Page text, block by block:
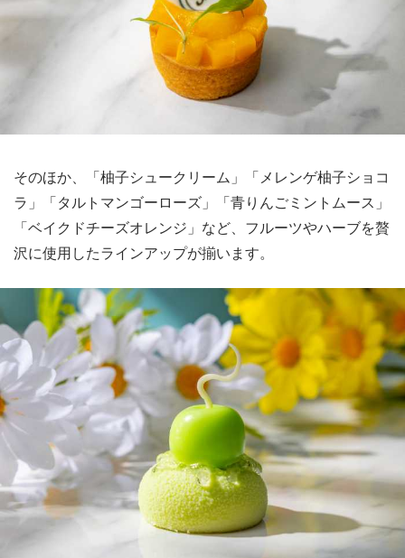
そのほか、「柚子シュークリーム」「メレンゲ柚子ショコ
ラ」「タルトマンゴーローズ」「青りんごミントムース」
「ベイクドチーズオレンジ」など、フルーツやハーブを贅
沢に使用したラインアップが揃います。